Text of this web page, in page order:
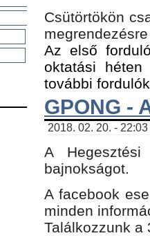
Csütörtökön
Az első
oktatási
további
GPONG -
2018. 02. 20. -
A
bajnokságot.
A facebook
minden
Találkozzunk a